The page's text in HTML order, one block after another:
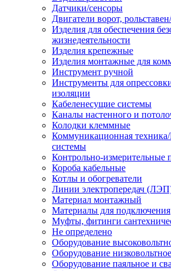
Датчики/сенсоры
Двигатели ворот,
Изделия для обеспечения
жизнедеятельности
Изделия крепежные
Изделия монтажные для
Инструмент ручной
Инструменты для
изоляции
Кабеленесущие системы
Каналы настенного и
Колодки клеммные
Коммуникационная
системы
Контрольно-измерительные
Короба кабельные
Котлы и обогреватели
Линии электропередач
Материал монтажный
Материалы для подключения
Муфты, фитинги
Не определено
Оборудование
Оборудование низковольтное
Оборудование паяльное и